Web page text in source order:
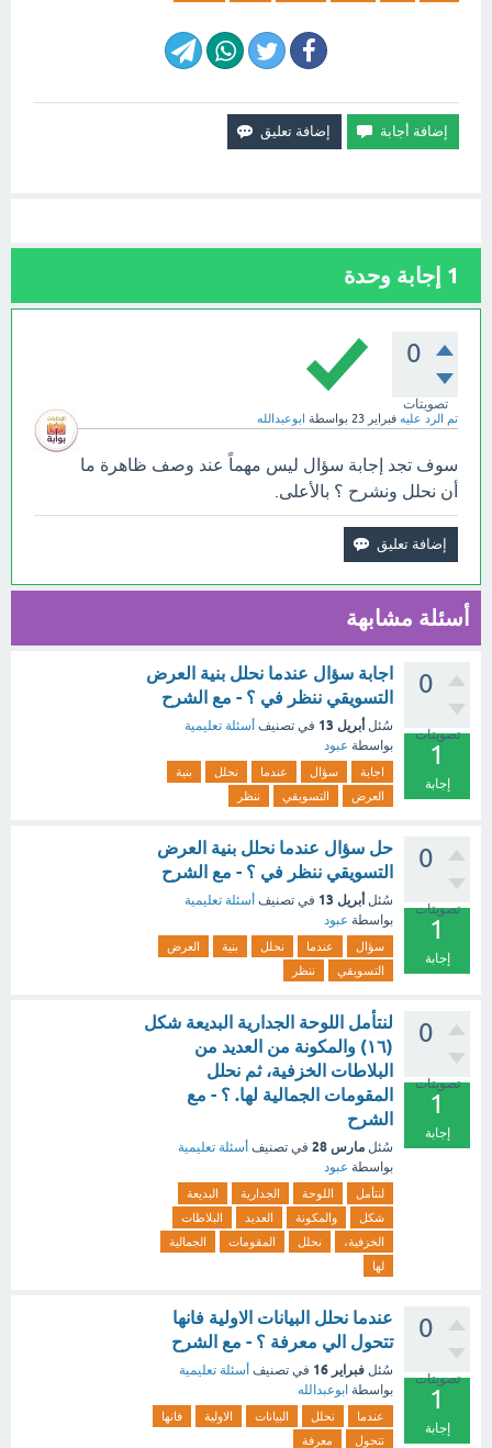
1 إجابة وحدة
0
تصويتات
تم الرد عليه فبراير 23 بواسطة ابوعبدالله
سوف تجد إجابة سؤال ليس مهماً عند وصف ظاهرة ما
أن نحلل ونشرح ؟ بالأعلى.
أسئلة مشابهة
0
تصويتات
1
إجابة
اجابة سؤال عندما نحلل بنية العرض
التسويقي ننظر في ؟ - مع الشرح
سُئل أبريل 13 في تصنيف أسئلة تعليمية
بواسطة عبود
اجابة سؤال عندما نحلل
بنية
العرض
التسويقي ننظر
0
تصويتات
1
إجابة
حل سؤال عندما نحلل بنية العرض
التسويقي ننظر في ؟ - مع الشرح
سُئل أبريل 13 في تصنيف أسئلة تعليمية
بواسطة عبود
سؤال عندما نحلل بنية
العرض
التسويقي
ننظر
0
تصويتات
1
إجابة
لنتأمل اللوحة الجدارية البديعة شكل
(١٦) والمكونة من العديد من
البلاطات الخزفية، ثم نحلل
المقومات الجمالية لها. ؟ - مع
الشرح
سُئل مارس 28 في تصنيف أسئلة تعليمية
بواسطة عبود
لنتأمل اللوحة الجدارية
البديعة
شكل
والمكونة العديد
البلاطات
الخزفية،
نحلل المقومات
الجمالية
لها
0
تصويتات
1
إجابة
عندما نحلل البيانات الاولية فانها
تتحول الي معرفة ؟ - مع الشرح
سُئل فبراير 16 في تصنيف أسئلة تعليمية
بواسطة ابوعبدالله
عندما نحلل البيانات الاولية
فانها
تتحول
معرفة